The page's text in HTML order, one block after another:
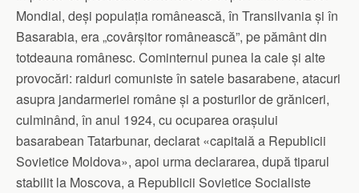
Mondial, deși populația românească, în Transilvania și în
Basarabia, era „covârșitor românească”, pe pământ din
totdeauna românesc. Cominternul punea la cale și alte
provocări: raiduri comuniste în satele basarabene, atacuri
asupra jandarmeriei române și a posturilor de grăniceri,
culminând, în anul 1924, cu ocuparea orașului
basarabean Tatarbunar, declarat «capitală a Republicii
Sovietice Moldova», apoi urma declararea, după tiparul
stabilit la Moscova, a Republicii Sovietice Socialiste